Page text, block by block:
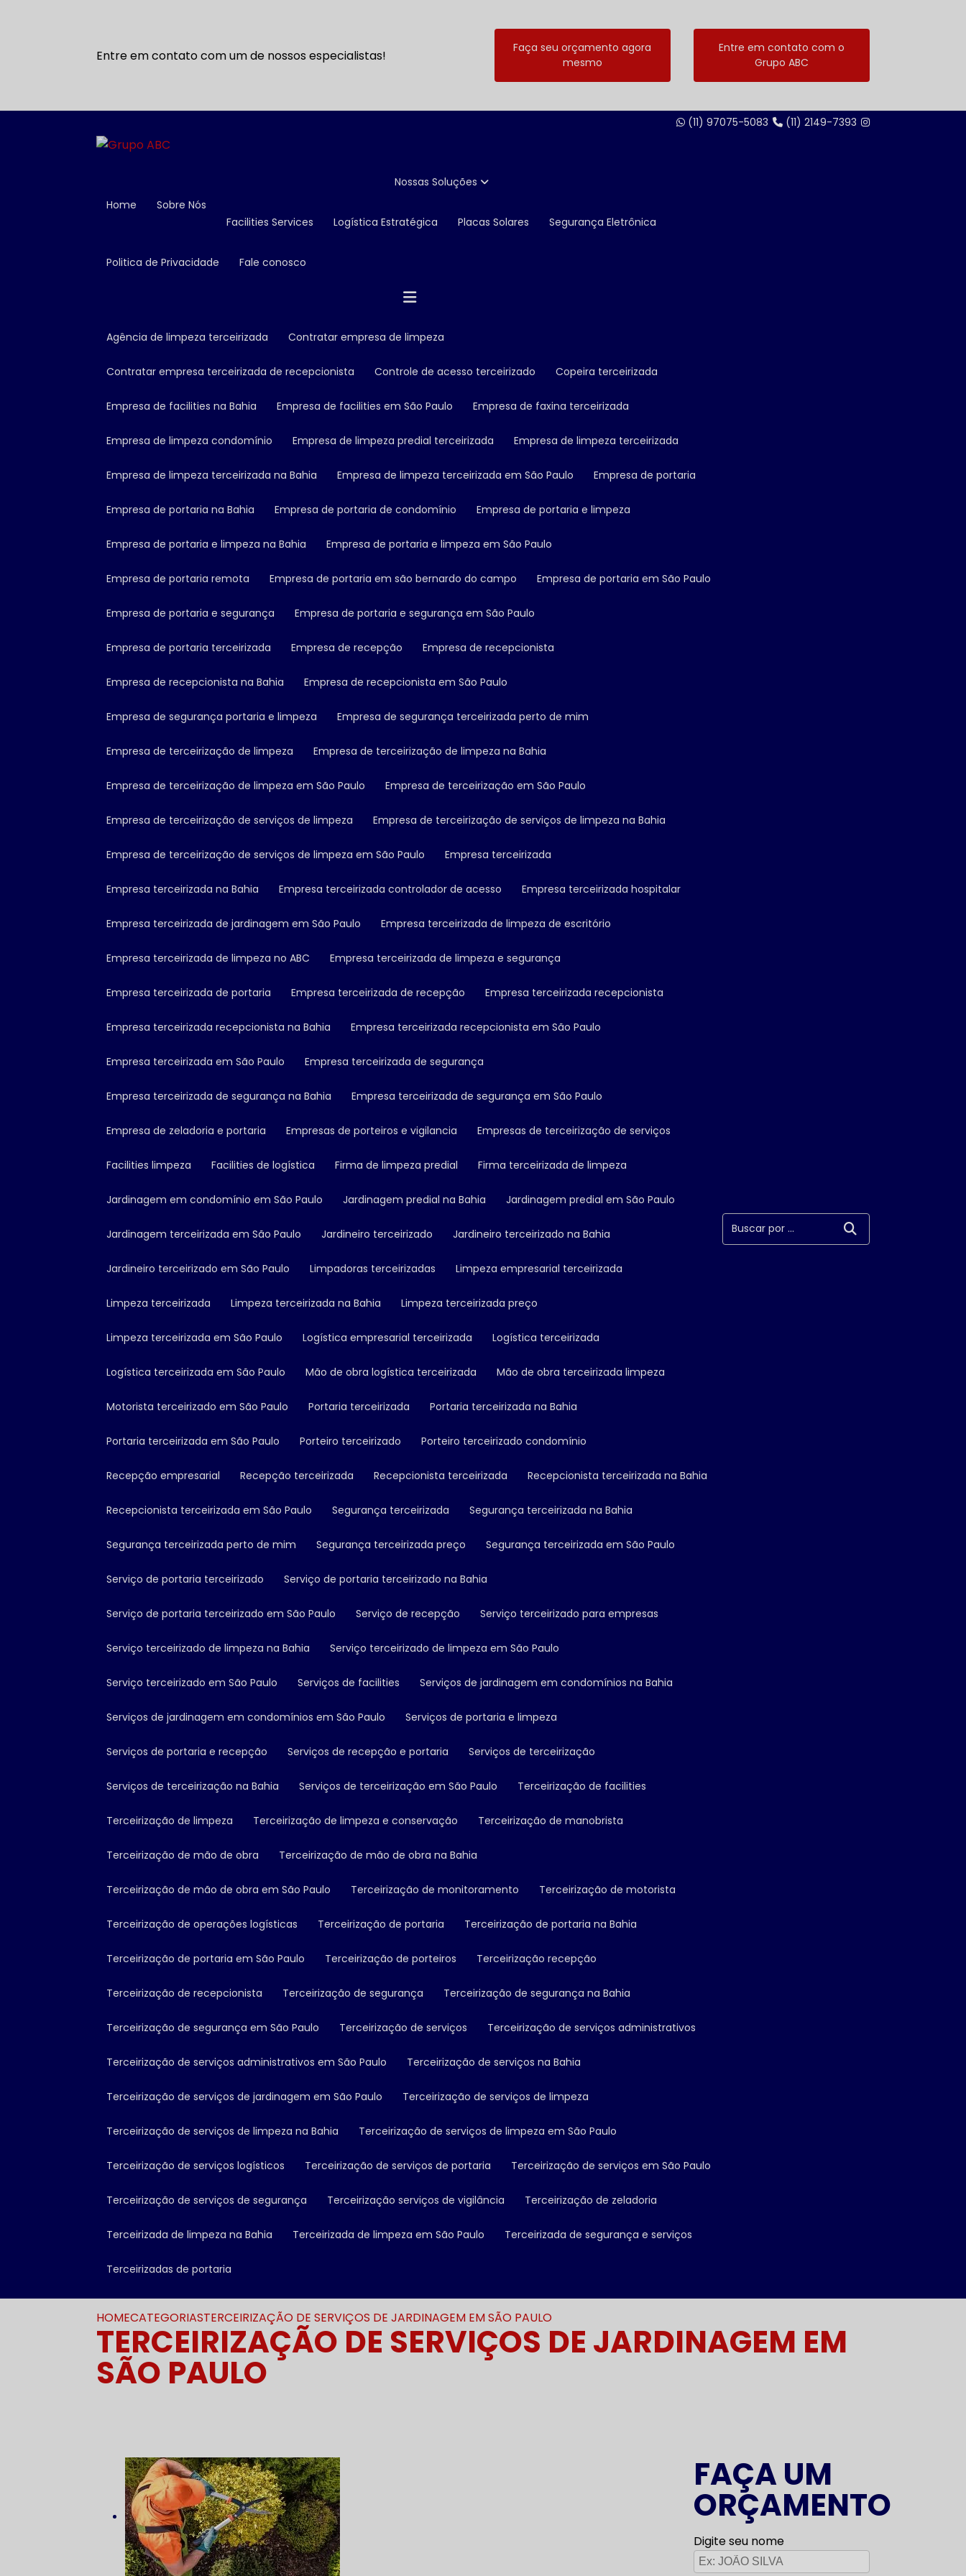
Entre em contato com um de nossos especialistas!
Faça seu orçamento agora
mesmo
Entre em contato com o
Grupo ABC
(11) 2149-7393
(11) 97075-5083
Home Sobre Nós
Nossas Soluções
Facilities Services Logística Estratégica Placas Solares Segurança Eletrônica
Politica de Privacidade Fale conosco
Agência de limpeza terceirizada Contratar empresa de limpeza
Contratar empresa terceirizada de recepcionista Controle de acesso terceirizado Copeira terceirizada
Empresa de facilities na Bahia Empresa de facilities em São Paulo Empresa de faxina terceirizada
Empresa de limpeza condomínio Empresa de limpeza predial terceirizada Empresa de limpeza terceirizada
Empresa de limpeza terceirizada na Bahia Empresa de limpeza terceirizada em São Paulo Empresa de portaria
Empresa de portaria na Bahia Empresa de portaria de condomínio Empresa de portaria e limpeza
Empresa de portaria e limpeza na Bahia Empresa de portaria e limpeza em São Paulo
Empresa de portaria remota Empresa de portaria em são bernardo do campo Empresa de portaria em São Paulo
Empresa de portaria e segurança Empresa de portaria e segurança em São Paulo
Empresa de portaria terceirizada Empresa de recepção Empresa de recepcionista
Empresa de recepcionista na Bahia Empresa de recepcionista em São Paulo
Empresa de segurança portaria e limpeza Empresa de segurança terceirizada perto de mim
Empresa de terceirização de limpeza Empresa de terceirização de limpeza na Bahia
Empresa de terceirização de limpeza em São Paulo Empresa de terceirização em São Paulo
Empresa de terceirização de serviços de limpeza Empresa de terceirização de serviços de limpeza na Bahia
Empresa de terceirização de serviços de limpeza em São Paulo Empresa terceirizada
Empresa terceirizada na Bahia Empresa terceirizada controlador de acesso Empresa terceirizada hospitalar
Empresa terceirizada de jardinagem em São Paulo Empresa terceirizada de limpeza de escritório
Empresa terceirizada de limpeza no ABC Empresa terceirizada de limpeza e segurança
Empresa terceirizada de portaria Empresa terceirizada de recepção Empresa terceirizada recepcionista
Empresa terceirizada recepcionista na Bahia Empresa terceirizada recepcionista em São Paulo
Empresa terceirizada em São Paulo Empresa terceirizada de segurança
Empresa terceirizada de segurança na Bahia Empresa terceirizada de segurança em São Paulo
Empresa de zeladoria e portaria Empresas de porteiros e vigilancia Empresas de terceirização de serviços
Facilities limpeza Facilities de logística Firma de limpeza predial Firma terceirizada de limpeza
Jardinagem em condomínio em São Paulo Jardinagem predial na Bahia Jardinagem predial em São Paulo
Jardinagem terceirizada em São Paulo Jardineiro terceirizado Jardineiro terceirizado na Bahia
Jardineiro terceirizado em São Paulo Limpadoras terceirizadas Limpeza empresarial terceirizada
Limpeza terceirizada Limpeza terceirizada na Bahia Limpeza terceirizada preço
Limpeza terceirizada em São Paulo Logística empresarial terceirizada Logística terceirizada
Logística terceirizada em São Paulo Mão de obra logística terceirizada Mão de obra terceirizada limpeza
Motorista terceirizado em São Paulo Portaria terceirizada Portaria terceirizada na Bahia
Portaria terceirizada em São Paulo Porteiro terceirizado Porteiro terceirizado condomínio
Recepção empresarial Recepção terceirizada Recepcionista terceirizada Recepcionista terceirizada na Bahia
Recepcionista terceirizada em São Paulo Segurança terceirizada Segurança terceirizada na Bahia
Segurança terceirizada perto de mim Segurança terceirizada preço Segurança terceirizada em São Paulo
Serviço de portaria terceirizado Serviço de portaria terceirizado na Bahia
Serviço de portaria terceirizado em São Paulo Serviço de recepção Serviço terceirizado para empresas
Serviço terceirizado de limpeza na Bahia Serviço terceirizado de limpeza em São Paulo
Serviço terceirizado em São Paulo Serviços de facilities Serviços de jardinagem em condomínios na Bahia
Serviços de jardinagem em condomínios em São Paulo Serviços de portaria e limpeza
Serviços de portaria e recepção Serviços de recepção e portaria Serviços de terceirização
Serviços de terceirização na Bahia Serviços de terceirização em São Paulo Terceirização de facilities
Terceirização de limpeza Terceirização de limpeza e conservação Terceirização de manobrista
Terceirização de mão de obra Terceirização de mão de obra na Bahia
Terceirização de mão de obra em São Paulo Terceirização de monitoramento Terceirização de motorista
Terceirização de operações logísticas Terceirização de portaria Terceirização de portaria na Bahia
Terceirização de portaria em São Paulo Terceirização de porteiros Terceirização recepção
Terceirização de recepcionista Terceirização de segurança Terceirização de segurança na Bahia
Terceirização de segurança em São Paulo Terceirização de serviços Terceirização de serviços administrativos
Terceirização de serviços administrativos em São Paulo Terceirização de serviços na Bahia
Terceirização de serviços de jardinagem em São Paulo Terceirização de serviços de limpeza
Terceirização de serviços de limpeza na Bahia Terceirização de serviços de limpeza em São Paulo
Terceirização de serviços logísticos Terceirização de serviços de portaria Terceirização de serviços em São Paulo
Terceirização de serviços de segurança Terceirização serviços de vigilância Terceirização de zeladoria
Terceirizada de limpeza na Bahia Terceirizada de limpeza em São Paulo Terceirizada de segurança e serviços
Terceirizadas de portaria
HOMECATEGORIASTERCEIRIZAÇÃO DE SERVIÇOS DE JARDINAGEM EM SÃO PAULO
TERCEIRIZAÇÃO DE SERVIÇOS DE JARDINAGEM EM
SÃO PAULO
FAÇA UM
ORÇAMENTO
Digite seu nome